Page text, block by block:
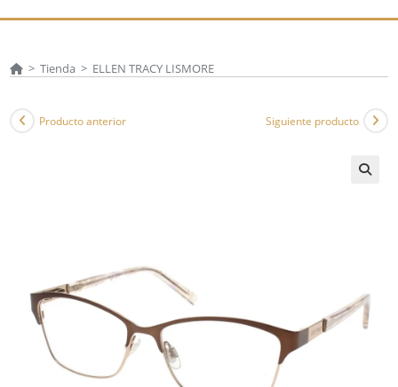
> Tienda > ELLEN TRACY LISMORE
Producto anterior Siguiente producto